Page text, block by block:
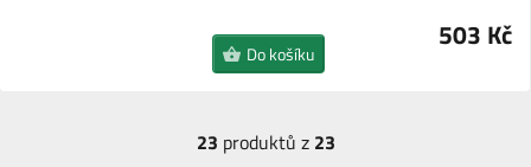
503 Kč
Do košíku
23 produktů z 23